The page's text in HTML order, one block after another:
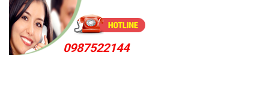
0987522144